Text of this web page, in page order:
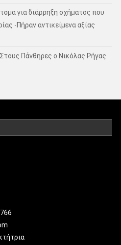
για διάρρηξη οχήματος που
-Πήραν αντικείμενα αξίας
Πάνθηρες ο Νικόλας Ρήγας